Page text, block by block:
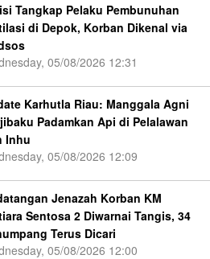
Tangkap Pelaku Pembunuhan
di Depok, Korban Dikenal via
05/08/2026 12:31
Karhutla Riau: Manggala Agni
Padamkan Api di Pelalawan
Inhu
05/08/2026 12:09
Jenazah Korban KM
Sentosa 2 Diwarnai Tangis, 34
Terus Dicari
05/08/2026 12:00